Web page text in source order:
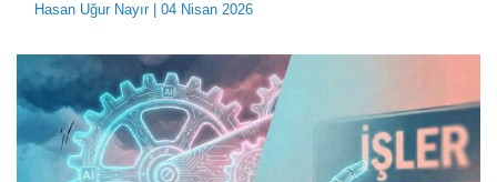
Hasan Uğur Nayır| 04 Nisan 2026